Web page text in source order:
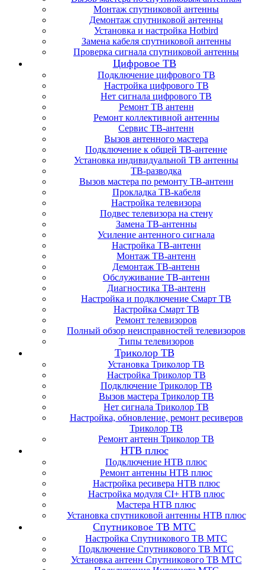
Монтаж спутниковой антенны
Демонтаж спутниковой антенны
Установка и настройка Hotbird
Замена кабеля спутниковой антенны
Проверка сигнала спутниковой антенны
Цифровое ТВ
Подключение цифрового ТВ
Настройка цифрового ТВ
Нет сигнала цифрового ТВ
Ремонт ТВ антенн
Ремонт коллективной антенны
Сервис ТВ-антенн
Вызов антенного мастера
Подключение к общей ТВ-антенне
Установка индивидуальной ТВ антенны
ТВ-разводка
Вызов мастера по ремонту ТВ-антенн
Прокладка ТВ-кабеля
Настройка телевизора
Подвес телевизора на стену
Замена ТВ-антенны
Усиление антенного сигнала
Настройка ТВ-антенн
Монтаж ТВ-антенн
Демонтаж ТВ-антенн
Обслуживание ТВ-антенн
Диагностика ТВ-антенн
Настройка и подключение Смарт ТВ
Настройка Смарт ТВ
Ремонт телевизоров
Полный обзор неисправностей телевизоров
Типы телевизоров
Триколор ТВ
Установка Триколор ТВ
Настройка Триколор ТВ
Подключение Триколор ТВ
Вызов мастера Триколор ТВ
Нет сигнала Триколор ТВ
Настройка, обновление, ремонт ресиверов
Триколор ТВ
Ремонт антенн Триколор ТВ
НТВ плюс
Подключение НТВ плюс
Ремонт антенны НТВ плюс
Настройка ресивера НТВ плюс
Настройка модуля CI+ НТВ плюс
Мастера НТВ плюс
Установка спутниковой антенны НТВ плюс
Спутниковое ТВ МТС
Настройка Спутникового ТВ МТС
Подключение Спутникового ТВ МТС
Установка антенн Спутникового ТВ МТС